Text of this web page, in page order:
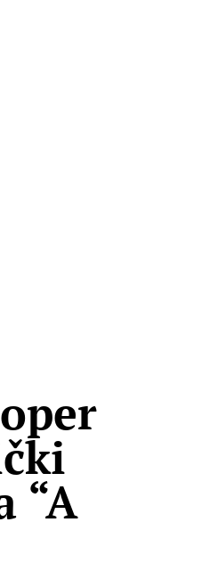
“A